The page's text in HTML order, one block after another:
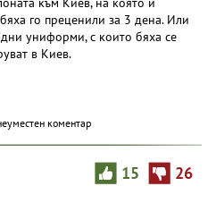
го преценили за 3 дена. Или
униформи, с които бяха се
в Киев.
коментар
15 26